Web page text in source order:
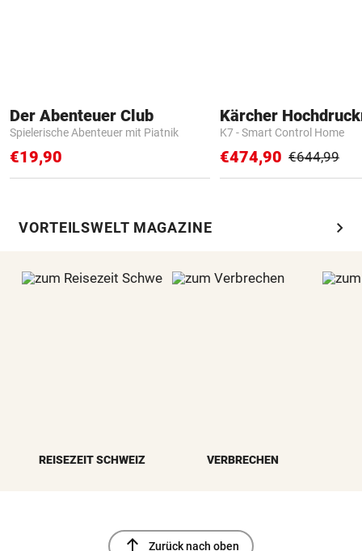
Der Abenteuer Club
Spielerische Abenteuer mit Piatnik
€19,90
Kärcher
K7 - Smart Control Home
€474,90 €644,99
VORTEILSWELT MAGAZINE chevron_right
REISEZEIT SCHWEIZ VERBRECHEN
north Zurück nach oben